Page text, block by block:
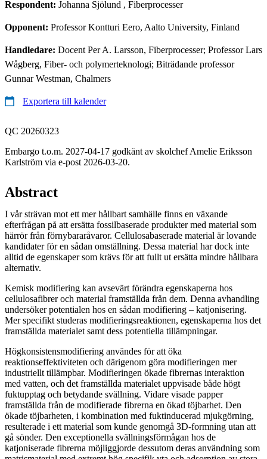
Respondent: Johanna Sjölund , Fiberprocesser
Opponent: Professor Kontturi Eero, Aalto University, Finland
Handledare: Docent Per A. Larsson, Fiberprocesser; Professor Lars
Wågberg, Fiber- och polymerteknologi; Biträdande professor
Gunnar Westman, Chalmers
Exportera till kalender
QC 20260323
Embargo t.o.m. 2027-04-17 godkänt av skolchef Amelie Eriksson
Karlström via e-post 2026-03-20.
Abstract
I vår strävan mot ett mer hållbart samhälle finns en växande
efterfrågan på att ersätta fossilbaserade produkter med material som
härrör från förnybararåvaror. Cellulosabaserade material är lovande
kandidater för en sådan omställning. Dessa material har dock inte
alltid de egenskaper som krävs för att fullt ut ersätta mindre hållbara
alternativ.
Kemisk modifiering kan avsevärt förändra egenskaperna hos
cellulosafibrer och material framställda från dem. Denna avhandling
undersöker potentialen hos en sådan modifiering – katjonisering.
Mer specifikt studeras modifieringsreaktionen, egenskaperna hos det
framställda materialet samt dess potentiella tillämpningar.
Högkonsistensmodifiering användes för att öka
reaktionseffektiviteten och därigenom göra modifieringen mer
industriellt tillämpbar. Modifieringen ökade fibrernas interaktion
med vatten, och det framställda materialet uppvisade både högt
fuktupptag och betydande svällning. Vidare visade papper
framställda från de modifierade fibrerna en ökad töjbarhet. Den
ökade töjbarheten, i kombination med fuktinducerad mjukgörning,
resulterade i ett material som kunde genomgå 3D-formning utan att
gå sönder. Den exceptionella svällningsförmågan hos de
katjoniserade fibrerna möjliggjorde dessutom deras användning som